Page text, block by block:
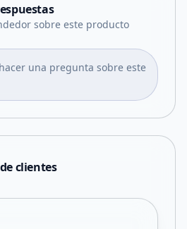
sobre este producto
una pregunta sobre este
clientes